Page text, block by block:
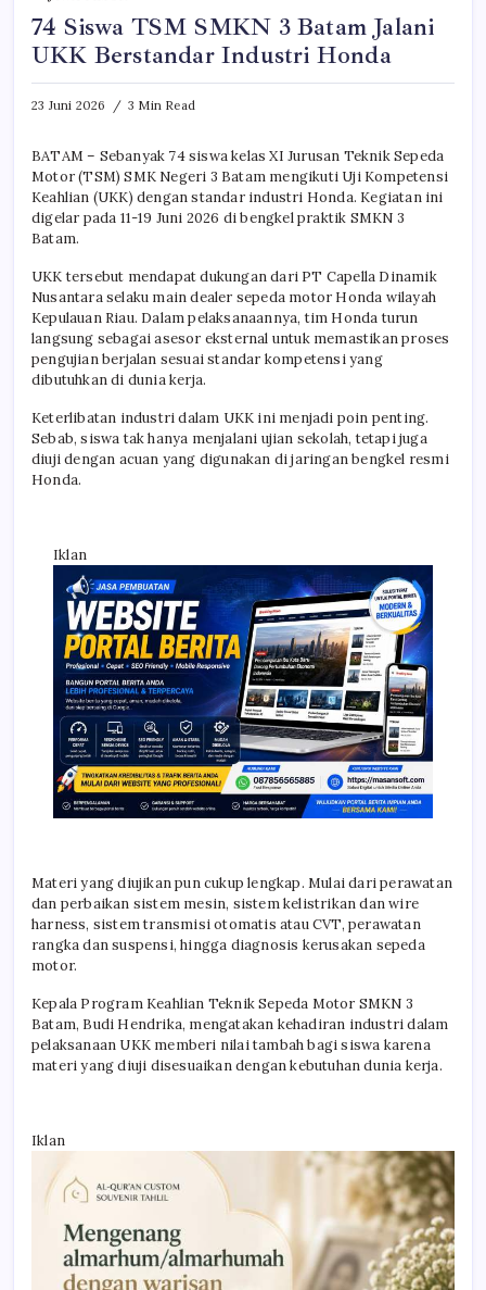
74 Siswa TSM SMKN 3 Batam Jalani
UKK Berstandar Industri Honda
23 Juni 2026 3 Min Read
BATAM – Sebanyak 74 siswa kelas XI Jurusan Teknik Sepeda
Motor (TSM) SMK Negeri 3 Batam mengikuti Uji Kompetensi
Keahlian (UKK) dengan standar industri Honda. Kegiatan ini
digelar pada 11-19 Juni 2026 di bengkel praktik SMKN 3
Batam.
UKK tersebut mendapat dukungan dari PT Capella Dinamik
Nusantara selaku main dealer sepeda motor Honda wilayah
Kepulauan Riau. Dalam pelaksanaannya, tim Honda turun
langsung sebagai asesor eksternal untuk memastikan proses
pengujian berjalan sesuai standar kompetensi yang
dibutuhkan di dunia kerja.
Keterlibatan industri dalam UKK ini menjadi poin penting.
Sebab, siswa tak hanya menjalani ujian sekolah, tetapi juga
diuji dengan acuan yang digunakan di jaringan bengkel resmi
Honda.
Iklan
Materi yang diujikan pun cukup lengkap. Mulai dari perawatan
dan perbaikan sistem mesin, sistem kelistrikan dan wire
harness, sistem transmisi otomatis atau CVT, perawatan
rangka dan suspensi, hingga diagnosis kerusakan sepeda
motor.
Kepala Program Keahlian Teknik Sepeda Motor SMKN 3
Batam, Budi Hendrika, mengatakan kehadiran industri dalam
pelaksanaan UKK memberi nilai tambah bagi siswa karena
materi yang diuji disesuaikan dengan kebutuhan dunia kerja.
Iklan